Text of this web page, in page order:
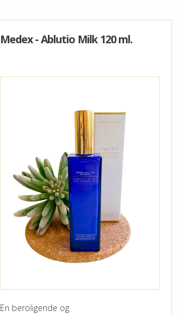
Medex - Ablutio Milk 120 ml.
En beroligende og